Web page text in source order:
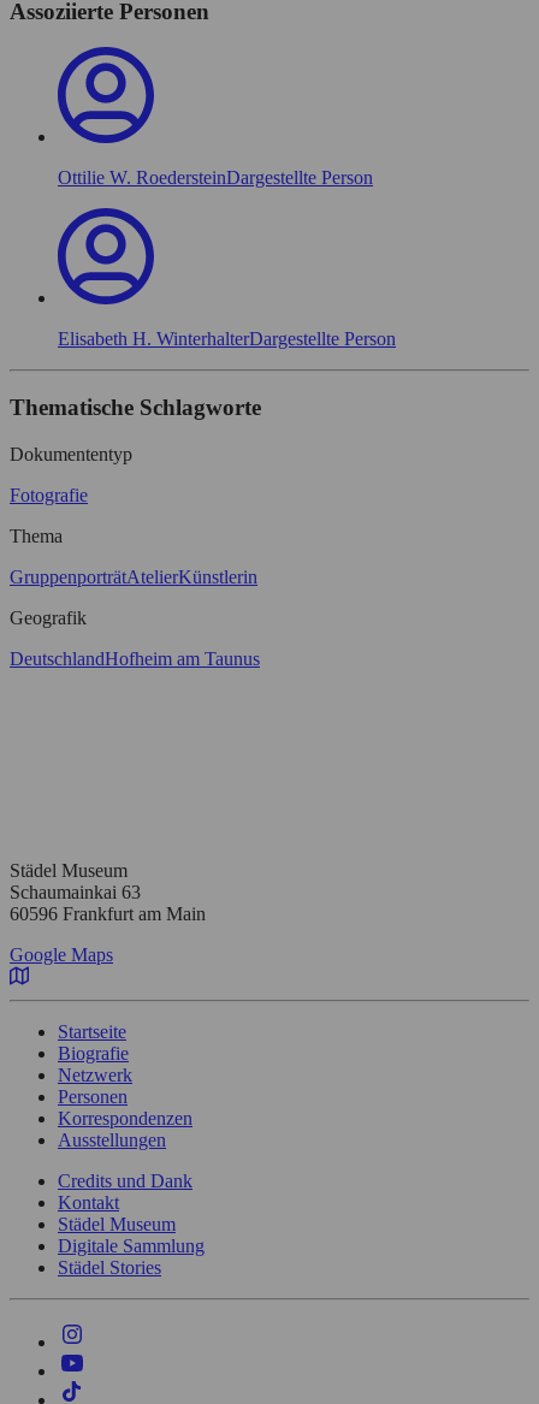
Assoziierte Personen
Ottilie W. RoedersteinDargestellte Person
Elisabeth H. WinterhalterDargestellte Person
Thematische Schlagworte
Dokumententyp
Fotografie
Thema
GruppenporträtAtelierKünstlerin
Geografik
DeutschlandHofheim am Taunus
Städel Museum
Schaumainkai 63
60596 Frankfurt am Main
Google Maps
Startseite
Biografie
Netzwerk
Personen
Korrespondenzen
Ausstellungen
Credits und Dank
Kontakt
Städel Museum
Digitale Sammlung
Städel Stories